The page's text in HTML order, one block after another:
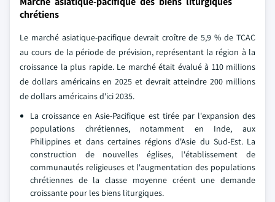
chrétiens
Le marché asiatique-pacifique devrait croître de 5,9 % de TCAC
au cours de la période de prévision, représentant la région à la
croissance la plus rapide. Le marché était évalué à 110 millions
de dollars américains en 2025 et devrait atteindre 200 millions
de dollars américains d'ici 2035.
La croissance en Asie-Pacifique est tirée par l'expansion des
populations chrétiennes, notamment en Inde, aux
Philippines et dans certaines régions d'Asie du Sud-Est. La
construction de nouvelles églises, l'établissement de
communautés religieuses et l'augmentation des populations
chrétiennes de la classe moyenne créent une demande
croissante pour les biens liturgiques.